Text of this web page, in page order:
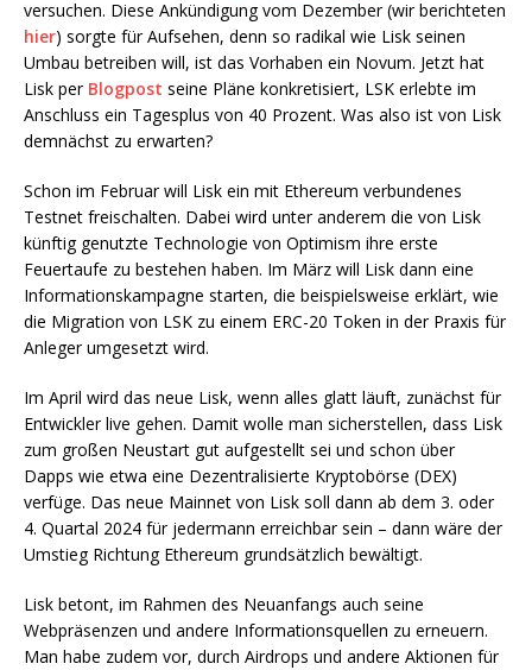
versuchen. Diese Ankündigung vom Dezember (wir berichteten
hier) sorgte für Aufsehen, denn so radikal wie Lisk seinen
Umbau betreiben will, ist das Vorhaben ein Novum. Jetzt hat
Lisk per Blogpost seine Pläne konkretisiert, LSK erlebte im
Anschluss ein Tagesplus von 40 Prozent. Was also ist von Lisk
demnächst zu erwarten?
Schon im Februar will Lisk ein mit Ethereum verbundenes
Testnet freischalten. Dabei wird unter anderem die von Lisk
künftig genutzte Technologie von Optimism ihre erste
Feuertaufe zu bestehen haben. Im März will Lisk dann eine
Informationskampagne starten, die beispielsweise erklärt, wie
die Migration von LSK zu einem ERC-20 Token in der Praxis für
Anleger umgesetzt wird.
Im April wird das neue Lisk, wenn alles glatt läuft, zunächst für
Entwickler live gehen. Damit wolle man sicherstellen, dass Lisk
zum großen Neustart gut aufgestellt sei und schon über
Dapps wie etwa eine Dezentralisierte Kryptobörse (DEX)
verfüge. Das neue Mainnet von Lisk soll dann ab dem 3. oder
4. Quartal 2024 für jedermann erreichbar sein – dann wäre der
Umstieg Richtung Ethereum grundsätzlich bewältigt.
Lisk betont, im Rahmen des Neuanfangs auch seine
Webpräsenzen und andere Informationsquellen zu erneuern.
Man habe zudem vor, durch Airdrops und andere Aktionen für